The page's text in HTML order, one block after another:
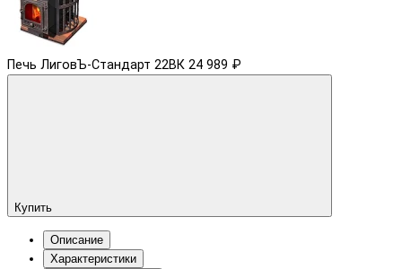
Печь ЛиговЪ-Стандарт 22ВК 24 989 ₽
Купить
Описание
Характеристики